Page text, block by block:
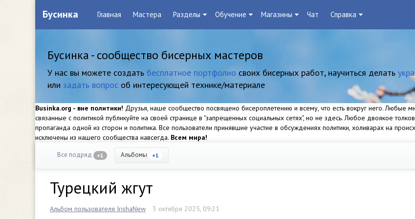
Бусинка Главная Мастера Разделы Обучение Магазины Чат Справка
Бусинка - сообщество бисерных мастеров
У нас вы можете создать бесплатное портфолио своих бисерных работ, научиться делать
или задать вопрос об интересующей технике/материале
Businka.org - вне политики! Друзья, наше сообщество посвящено бисероплетению и всему, что есть вокруг него. Любые
связанные с политикой публикуйте на своей странице в "запрещенных социальных сетях", но не здесь. Любое двоякое
пропаганда одной из сторон и политика. Все пользователи принявшие участие в обсуждениях политики, холиварах на
исключены из нашего сообщества навсегда. Всем мира!
Все подряд +1 Альбомы +1
Турецкий жгут
Альбом пользователя IrishaNew 3 октября 2025, 09:21